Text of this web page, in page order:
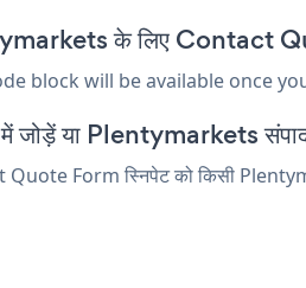
के लिए Contact
block will be available once
जोड़ें या Plentymarkets
Form स्निपेट को किसी